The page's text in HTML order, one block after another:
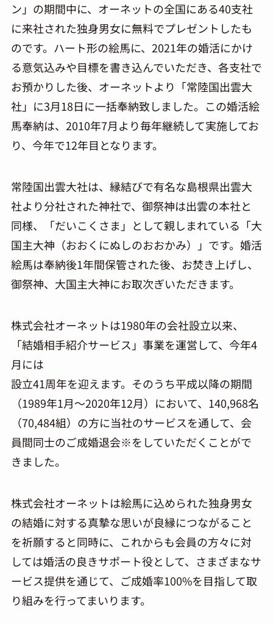
ン」の期間中に、オーネットの全国にある40支社
に来社された独身男女に無料でプレゼントしたも
のです。ハート形の絵馬に、2021年の婚活にかけ
る意気込みや目標を書き込んでいただき、各支社で
お預かりした後、オーネットより「常陸国出雲大
社」に3月18日に一括奉納致しました。この婚活絵
馬奉納は、2010年7月より毎年継続して実施してお
り、今年で12年目となります。
常陸国出雲大社は、縁結びで有名な島根県出雲大
社より分社された神社で、御祭神は出雲の本社と
同様、「だいこくさま」として親しまれている「大
国主大神（おおくにぬしのおおかみ）」です。婚活
絵馬は奉納後1年間保管された後、お焚き上げし、
御祭神、大国主大神にお取次ぎいただきます。
株式会社オーネットは1980年の会社設立以来、
「結婚相手紹介サービス」事業を運営して、今年4
月には
設立41周年を迎えます。そのうち平成以降の期間
（1989年1月～2020年12月）において、140,968名
（70,484組）の方に当社のサービスを通して、会
員間同士のご成婚退会※をしていただくことがで
きました。
株式会社オーネットは絵馬に込められた独身男女
の結婚に対する真摯な思いが良縁につながること
を祈願すると同時に、これからも会員の方々に対
しては婚活の良きサポート役として、さまざまなサ
ービス提供を通じて、ご成婚率100%を目指して取
り組みを行ってまいります。